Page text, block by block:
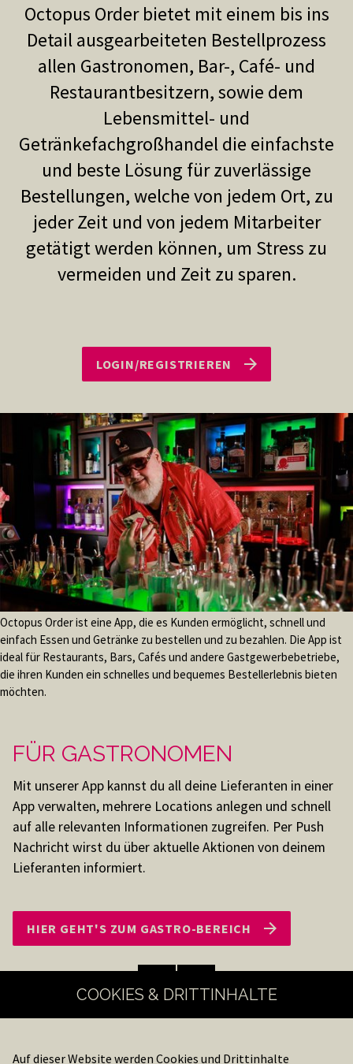
Octopus Order bietet mit einem bis ins
Detail ausgearbeiteten Bestellprozess
allen Gastronomen, Bar-, Café- und
Restaurantbesitzern, sowie dem
Lebensmittel- und
Getränkefachgroßhandel die einfachste
und beste Lösung für zuverlässige
Bestellungen, welche von jedem Ort, zu
jeder Zeit und von jedem Mitarbeiter
getätigt werden können, um Stress zu
vermeiden und Zeit zu sparen.
LOGIN/REGISTRIEREN
Egal ob Sie Fragen zu unserem Service haben oder Hilfe bei der
Bestellung benötigen - unser Team steht Ihnen jederzeit zur
Verfügung. Schnelle Kommisionierung dank unseres großen Lagers und
unserer kompetenten Mitarbeitern.
FÜR HÄNDLER
Digitalisierung – Eine Chance
Alle Bestellungen zwischen Fachgroßhändler und
Gastronomie per Smartphone-App und einer
webbasierten Version.
Keine Vision - Realität
COOKIES & DRITTINHALTE
Auf dieser Website werden Cookies und Drittinhalte